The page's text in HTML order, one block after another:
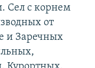
Сел с корнем
от
и Заречных